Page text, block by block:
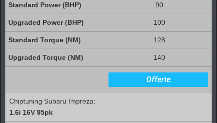
90
100
128
140
Offerte
Chiptuning Subaru Impreza:
1.6i 16V 95pk